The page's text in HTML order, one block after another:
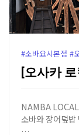
NAMBA
소바와 장어덮밥
…